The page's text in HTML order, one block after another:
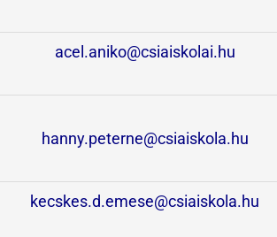
acel.aniko@csiaiskolai.hu
hanny.peterne@csiaiskola.hu
kecskes.d.emese@csiaiskola.hu